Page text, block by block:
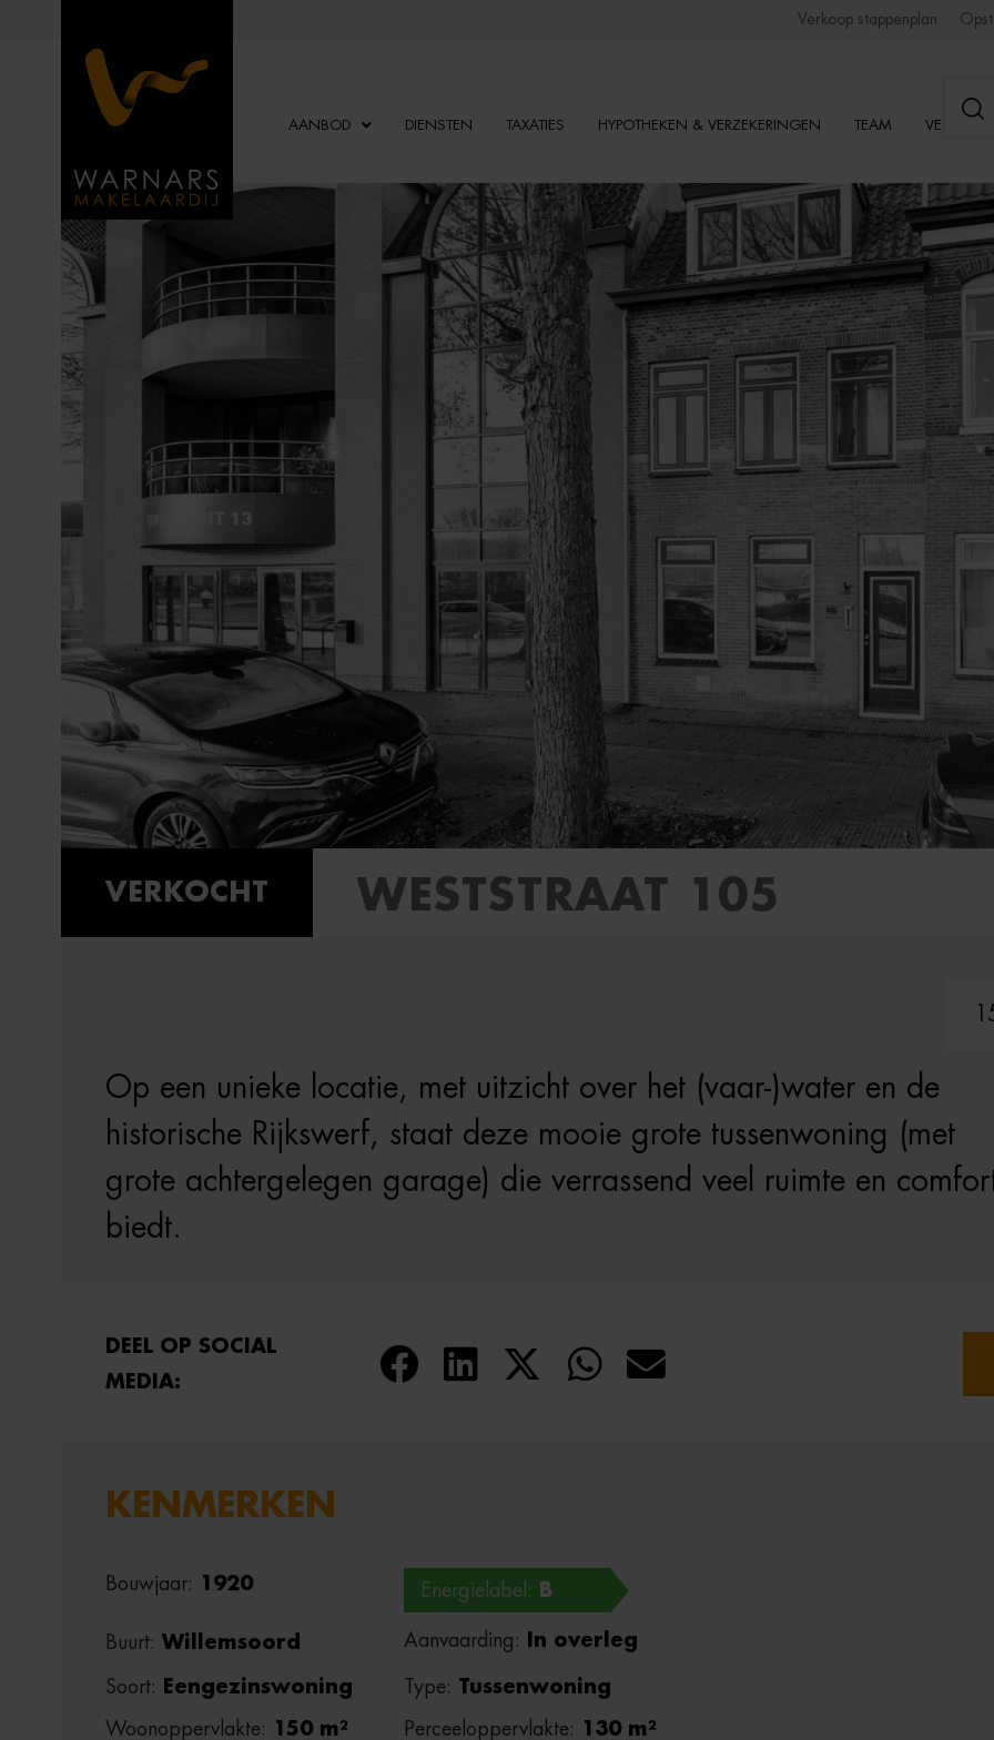
Verkoop stappenplan
AANBOD DIENSTEN TAXATIES HYPOTHEKEN & VERZEKERINGEN TEAM
VERKOCHT WESTSTRAAT 105
Op een unieke locatie, met uitzicht over het (vaar-)water en de
historische Rijkswerf, staat deze mooie grote tussenwoning (met
grote achtergelegen garage) die verrassend veel ruimte en
biedt.
DEEL OP SOCIAL
MEDIA:
KENMERKEN
Bouwjaar: 1920 Energielabel: B
Buurt: Willemsoord Aanvaarding: In overleg
Soort: Eengezinswoning Type: Tussenwoning
Woonoppervlakte: 150 m² Perceeloppervlakte: 130 m²